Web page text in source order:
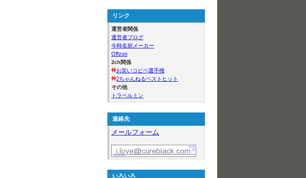
リンク
運営者関係
運営者ブログ
今時名前メーカー
Offzon
2ch関係
お笑いコピペ選手権
2ちゃんねるベストヒット
その他
トラベルミン
連絡先
メールフォーム
いろいろ